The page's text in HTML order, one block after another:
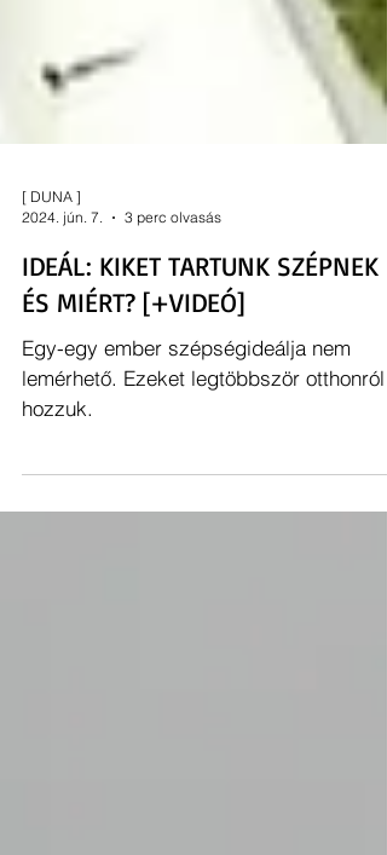
[ DUNA ]
2024. jún. 7.
3 perc olvasás
IDEÁL: KIKET TARTUNK SZÉPNEK
ÉS MIÉRT? [+VIDEÓ]
Egy-egy ember szépségideálja nem